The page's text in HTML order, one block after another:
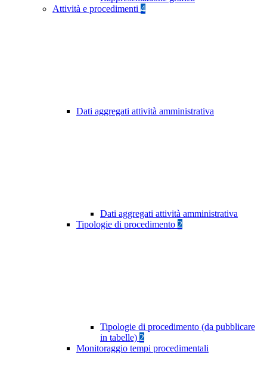
Attività e procedimenti 4
Dati aggregati attività amministrativa
Dati aggregati attività amministrativa
Tipologie di procedimento 2
Tipologie di procedimento (da pubblicare
in tabelle) 2
Monitoraggio tempi procedimentali